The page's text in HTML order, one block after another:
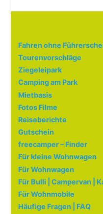
Fahren ohne
Tourenvorschläge
Ziegeleipark
Camping am Park
Mietbasis
Fotos Filme
Reiseberichte
Gutschein
freecamper – Finder
Für kleine Wohnwagen
Für Wohnwagen
Für Bulli | Campervan |
Für Wohnmobile
Häufige Fragen | FAQ